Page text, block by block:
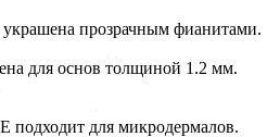
прозрачным фианитами.
для основ толщиной 1.2 мм.
для микродермалов.